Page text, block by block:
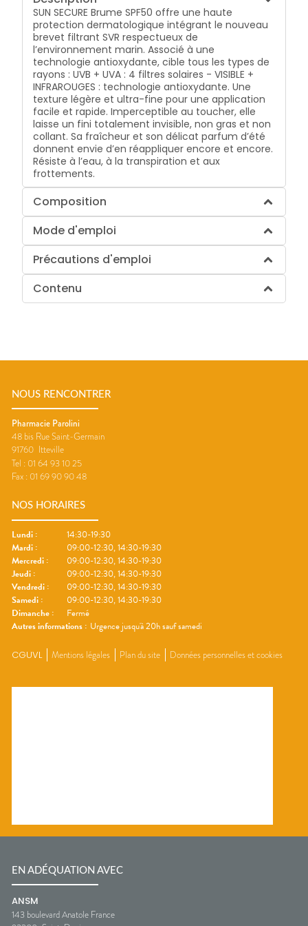
SUN SECURE Brume SPF50 offre une haute
protection dermatologique intégrant le nouveau
brevet filtrant SVR respectueux de
l’environnement marin. Associé à une
technologie antioxydante, cible tous les types de
rayons : UVB + UVA : 4 filtres solaires - VISIBLE +
INFRAROUGES : technologie antioxydante. Une
texture légère et ultra-fine pour une application
facile et rapide. Imperceptible au toucher, elle
laisse un fini totalement invisible, non gras et non
collant. Sa fraîcheur et son délicat parfum d’été
donnent envie d’en réappliquer encore et encore.
Résiste à l’eau, à la transpiration et aux
frottements.
Composition
Mode d'emploi
Précautions d'emploi
Contenu
NOUS RENCONTRER
Pharmacie Parolini
48 bis Rue Saint-Germain
91760 Itteville
Tel : 01 64 93 10 25
Fax : 01 69 90 90 48
NOS HORAIRES
Lundi :
14:30-19:30
Mardi :
09:00-12:30, 14:30-19:30
Mercredi :
09:00-12:30, 14:30-19:30
Jeudi :
09:00-12:30, 14:30-19:30
Vendredi :
09:00-12:30, 14:30-19:30
Samedi :
09:00-12:30, 14:30-19:30
Dimanche :
Fermé
Autres informations : Urgence jusqu'à 20h sauf samedi
CGUVL Mentions légales Plan du site Données personnelles et cookies
EN ADÉQUATION AVEC
ANSM
143 boulevard Anatole France